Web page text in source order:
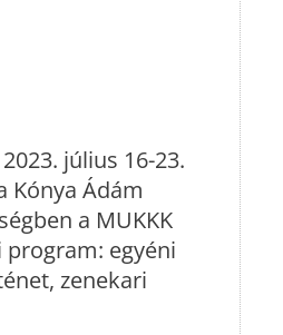
július 16-23.
Kónya Ádám
a MUKKK
program: egyéni
zenekari